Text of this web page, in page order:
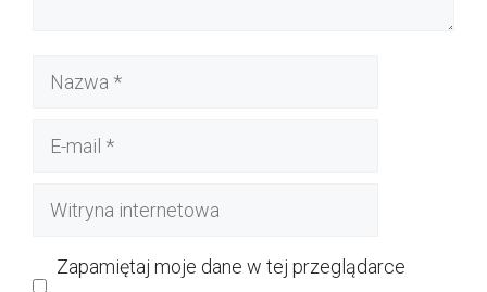
Nazwa
Witryna
Zapamiętaj moje dane w tej przeglądarce